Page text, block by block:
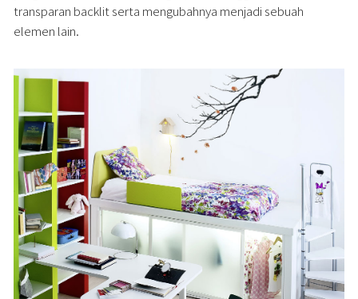
transparan backlit serta mengubahnya menjadi sebuah
elemen lain.